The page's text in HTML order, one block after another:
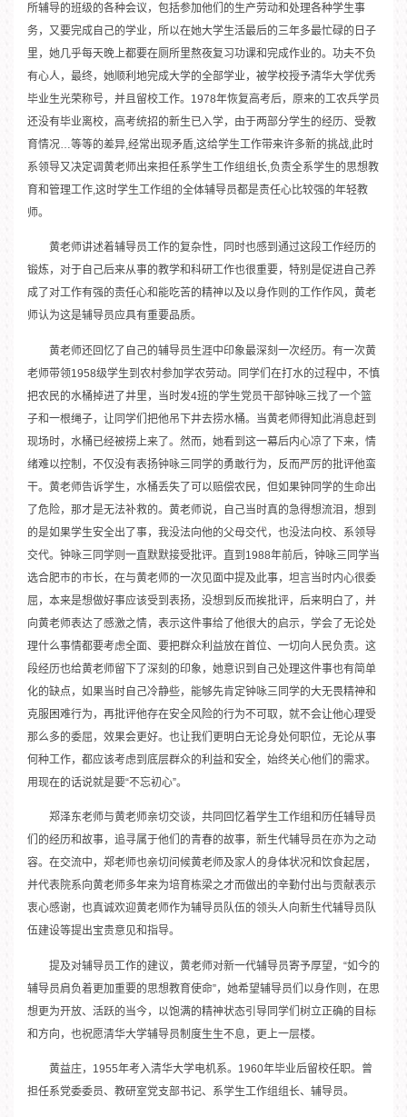
所辅导的班级的各种会议，包括参加他们的生产劳动和处理各种学生事
务，又要完成自己的学业，所以在她大学生活最后的三年多最忙碌的日子
里，她几乎每天晚上都要在厕所里熬夜复习功课和完成作业的。功夫不负
有心人，最终，她顺利地完成大学的全部学业，被学校授予清华大学优秀
毕业生光荣称号，并且留校工作。1978年恢复高考后，原来的工农兵学员
还没有毕业离校，高考统招的新生已入学，由于两部分学生的经历、受教
育情况…等等的差异,经常出现矛盾,这给学生工作带来许多新的挑战,此时
系领导又决定调黄老师出来担任系学生工作组组长,负责全系学生的思想教
育和管理工作,这时学生工作组的全体辅导员都是责任心比较强的年轻教
师。
黄老师讲述着辅导员工作的复杂性，同时也感到通过这段工作经历的
锻炼，对于自己后来从事的教学和科研工作也很重要，特别是促进自己养
成了对工作有强的责任心和能吃苦的精神以及以身作则的工作作风，黄老
师认为这是辅导员应具有重要品质。
黄老师还回忆了自己的辅导员生涯中印象最深刻一次经历。有一次黄
老师带领1958级学生到农村参加学农劳动。同学们在打水的过程中，不慎
把农民的水桶掉进了井里，当时发4班的学生党员干部钟咏三找了一个篮
子和一根绳子，让同学们把他吊下井去捞水桶。当黄老师得知此消息赶到
现场时，水桶已经被捞上来了。然而，她看到这一幕后内心凉了下来，情
绪难以控制，不仅没有表扬钟咏三同学的勇敢行为，反而严厉的批评他蛮
干。黄老师告诉学生，水桶丢失了可以赔偿农民，但如果钟同学的生命出
了危险，那才是无法补救的。黄老师说，自己当时真的急得想流泪，想到
的是如果学生安全出了事，我没法向他的父母交代，也没法向校、系领导
交代。钟咏三同学则一直默默接受批评。直到1988年前后，钟咏三同学当
选合肥市的市长，在与黄老师的一次见面中提及此事，坦言当时内心很委
屈，本来是想做好事应该受到表扬，没想到反而挨批评，后来明白了，并
向黄老师表达了感激之情，表示这件事给了他很大的启示，学会了无论处
理什么事情都要考虑全面、要把群众利益放在首位、一切向人民负责。这
段经历也给黄老师留下了深刻的印象，她意识到自己处理这件事也有简单
化的缺点，如果当时自己冷静些，能够先肯定钟咏三同学的大无畏精神和
克服困难行为，再批评他存在安全风险的行为不可取，就不会让他心理受
那么多的委屈，效果会更好。也让我们更明白无论身处何职位，无论从事
何种工作，都应该考虑到底层群众的利益和安全，始终关心他们的需求。
用现在的话说就是要“不忘初心”。
郑泽东老师与黄老师亲切交谈，共同回忆着学生工作组和历任辅导员
们的经历和故事，追寻属于他们的青春的故事，新生代辅导员在亦为之动
容。在交流中，郑老师也亲切问候黄老师及家人的身体状况和饮食起居，
并代表院系向黄老师多年来为培育栋梁之才而做出的辛勤付出与贡献表示
衷心感谢，也真诚欢迎黄老师作为辅导员队伍的领头人向新生代辅导员队
伍建设等提出宝贵意见和指导。
提及对辅导员工作的建议，黄老师对新一代辅导员寄予厚望，“如今的
辅导员肩负着更加重要的思想教育使命”，她希望辅导员们以身作则，在思
想更为开放、活跃的当今，以饱满的精神状态引导同学们树立正确的目标
和方向，也祝愿清华大学辅导员制度生生不息，更上一层楼。
黄益庄，1955年考入清华大学电机系。1960年毕业后留校任职。曾
担任系党委委员、教研室党支部书记、系学生工作组组长、辅导员。